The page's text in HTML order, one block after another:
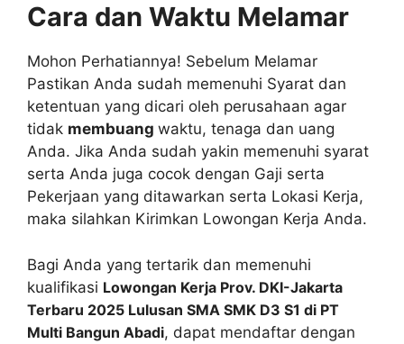
Cara dan Waktu Melamar
Mohon Perhatiannya! Sebelum Melamar
Pastikan Anda sudah memenuhi Syarat dan
ketentuan yang dicari oleh perusahaan agar
tidak membuang waktu, tenaga dan uang
Anda. Jika Anda sudah yakin memenuhi syarat
serta Anda juga cocok dengan Gaji serta
Pekerjaan yang ditawarkan serta Lokasi Kerja,
maka silahkan Kirimkan Lowongan Kerja Anda.
Bagi Anda yang tertarik dan memenuhi
kualifikasi Lowongan Kerja Prov. DKI-Jakarta
Terbaru 2025 Lulusan SMA SMK D3 S1 di PT
Multi Bangun Abadi, dapat mendaftar dengan